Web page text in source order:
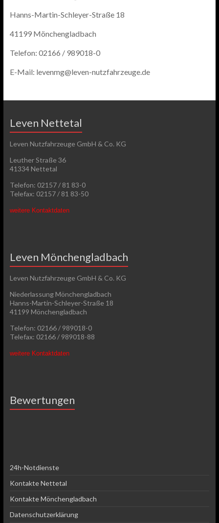
Hanns-Martin-Schleyer-Straße 18
41199 Mönchengladbach
Telefon: 02166 / 989018-0
E-Mail: levenmg@leven-nutzfahrzeuge.de
Leven Nettetal
Leven Nutzfahrzeuge GmbH & Co. KG
Leuther Straße 36
41334 Nettetal
Telefon: 02157 / 81 83-0
Telefax: 02157 / 81 83-50
weitere Kontaktdaten
Leven Mönchengladbach
Leven Nutzfahrzeuge GmbH & Co. KG
Niederlassung Mönchengladbach
Hanns-Martin-Schleyer-Straße 18
41199 Mönchengladbach
Telefon: 02166 / 989018-0
Telefax: 02166 / 989018-88
weitere Kontaktdaten
Bewertungen
24h-Notdienste
Kontakte Nettetal
Kontakte Mönchengladbach
Datenschutzerklärung